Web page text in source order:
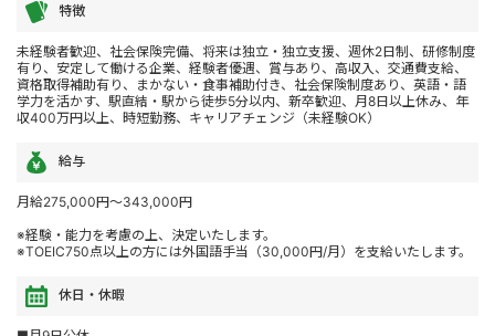
特徴
未経験者歓迎、社会保険完備、将来は独立・独立支援、週休2日制、研修制度
有り、安定して働ける企業、経験者優遇、賞与あり、高収入、交通費支給、
資格取得補助有り、まかない・食事補助付き、社会保険制度あり、英語・語
学力を活かす、駅直結・駅から徒歩5分以内、新卒歓迎、月8日以上休み、年
収400万円以上、時短勤務、キャリアチェンジ（未経験OK）
給与
月給275,000円～343,000円
※経験・能力を考慮の上、決定いたします。
※TOEIC750点以上の方には外国語手当（30,000円/月）を支給いたします。
休日・休暇